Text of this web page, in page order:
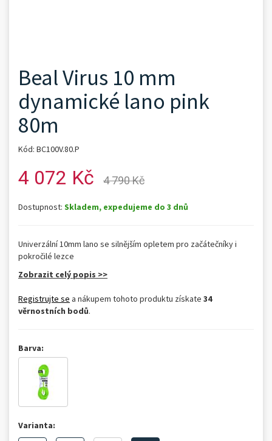
Beal Virus 10 mm
dynamické lano pink
80m
Kód: BC100V.80.P
4 072 Kč 4 790 Kč
Dostupnost: Skladem, expedujeme do 3 dnů
Univerzální 10mm lano se silnějším opletem pro začátečníky i
pokročilé lezce
Zobrazit celý popis >>
Registrujte se a nákupem tohoto produktu získate 34
věrnostních bodů.
Barva:
Varianta: